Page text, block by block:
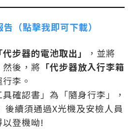
（點擊我即可下載）
代步器的電池取出」
，並將
然後，將 「代步器放入行李箱
李。
具確認書」為「隨身行李」，
後續須通過X光機及安檢人員
登機呦!